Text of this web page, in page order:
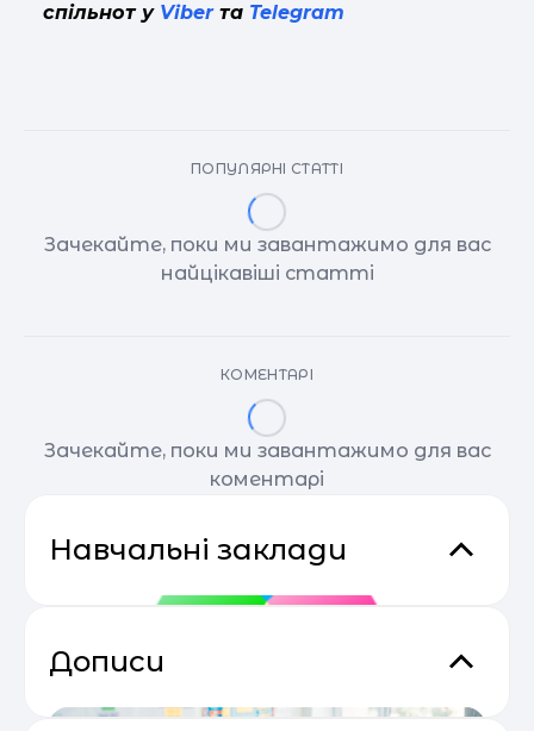
спільнот уViberта Telegram
ПОПУЛЯРНІ СТАТТІ
Зачекайте, поки ми завантажимо для вас
найцікавіші статті
КОМЕНТАРІ
Зачекайте, поки ми завантажимо для вас
коментарі
Навчальні заклади
Дописи